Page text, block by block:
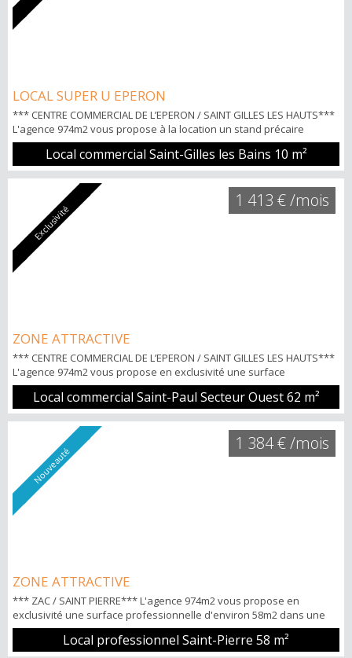
LOCAL SUPER U EPERON
*** CENTRE COMMERCIAL DE L’EPERON / SAINT GILLES LES HAUTS***
L'agence 974m2 vous propose à la location un stand précaire
d'environ 10m2 dans la galerie marchande du centre commercial de
l’Eperon (SUPER U). Loyer TTC 1.302€ Bail précaire 1 an POINTS
FORTS: -Local aménagé -Disponibilité immédiate Pour tous
renseignements et visites Nicolas HOW 06.92.20.93.35
Local commercial Saint-Gilles les Bains 10 m²
Exclusivité
ZONE ATTRACTIVE
*** CENTRE COMMERCIAL DE L’EPERON / SAINT GILLES LES HAUTS***
L'agence 974m2 vous propose en exclusivité une surface
commerciale de 62m2 dans une zone attractive proche du nouveau
centre commercial de l’Eperon (SUPER U). Loyer TTC CC 1547€ (dont
135€ de charges ) Dernière cellules de disponible sur 4
(Restauration) POINTS FORTS: -Parkings privés -Espace de
restauration -Proche du SU...
Local commercial Saint-Paul Secteur Ouest62 m²
1 413 € /mois
Nouveauté
ZONE ATTRACTIVE
*** ZAC / SAINT PIERRE*** L'agence 974m2 vous propose en
exclusivité une surface professionnelle d'environ 58m2 dans une
zone attractive et prêt à l'emploi. Le local est situé en RDC avec les
normes ERP et PMR Loyer TTC CC : 1803€ Disponile 1er octobre 2026
Local professionnel Saint-Pierre 58 m²
1 384 € /mois